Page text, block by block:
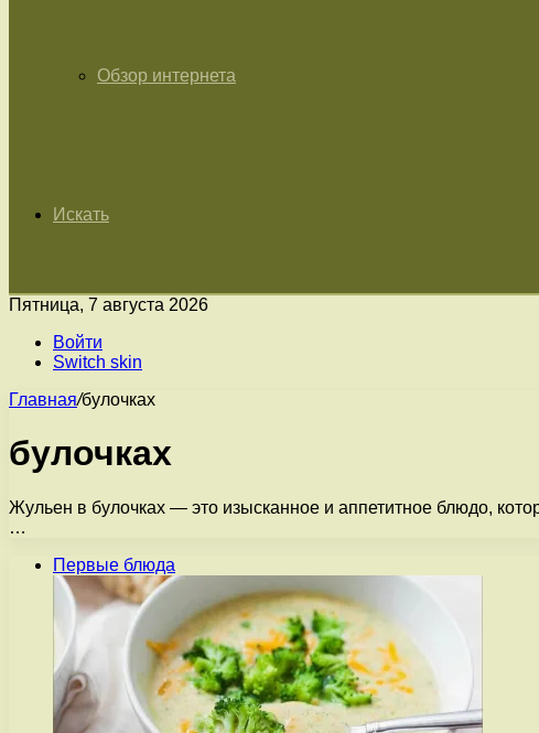
Обзор интернета
Искать
Пятница, 7 августа 2026
Войти
Switch skin
Главная/булочках
булочках
Жульен в булочках — это изысканное и аппетитное блюдо,
…
Первые блюда